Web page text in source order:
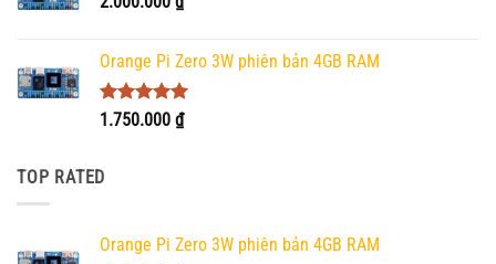
Orange Pi Zero 3W phiên bản 4GB RAM
Được xếp
1.750.000 ₫
TOP RATED
Orange Pi Zero 3W phiên bản 4GB RAM